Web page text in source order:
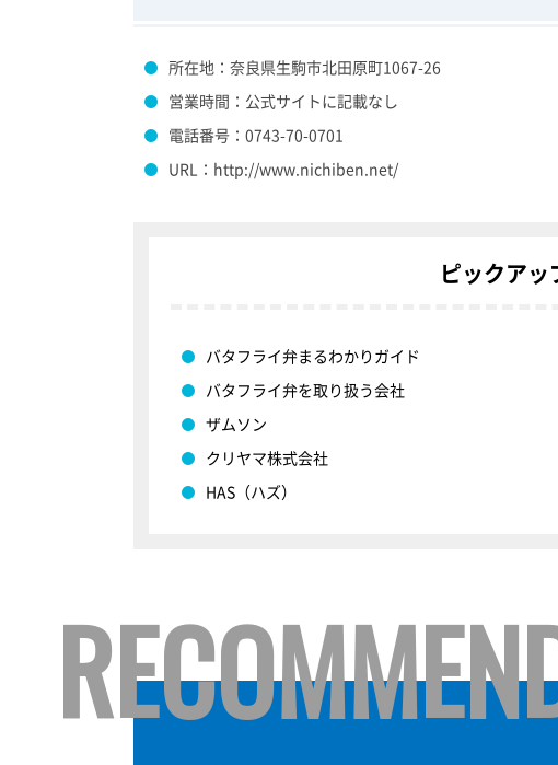
所在地：奈良県生駒市北田原町1067-26
営業時間：公式サイトに記載なし
電話番号：0743-70-0701
URL：http://www.nichiben.net/
ピックア
バタフライ弁まるわかりガイド
バタフライ弁を取り扱う会社
ザムソン
クリヤマ株式会社
HAS（ハズ）